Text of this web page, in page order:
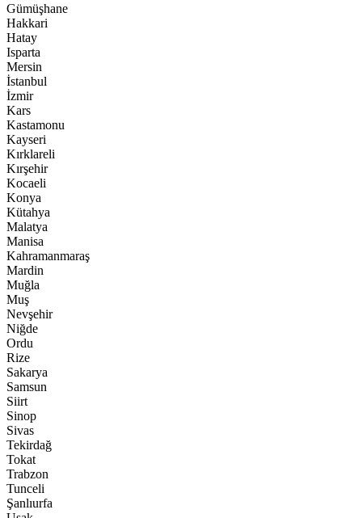
Gümüşhane
Hakkari
Hatay
Isparta
Mersin
İstanbul
İzmir
Kars
Kastamonu
Kayseri
Kırklareli
Kırşehir
Kocaeli
Konya
Kütahya
Malatya
Manisa
Kahramanmaraş
Mardin
Muğla
Muş
Nevşehir
Niğde
Ordu
Rize
Sakarya
Samsun
Siirt
Sinop
Sivas
Tekirdağ
Tokat
Trabzon
Tunceli
Şanlıurfa